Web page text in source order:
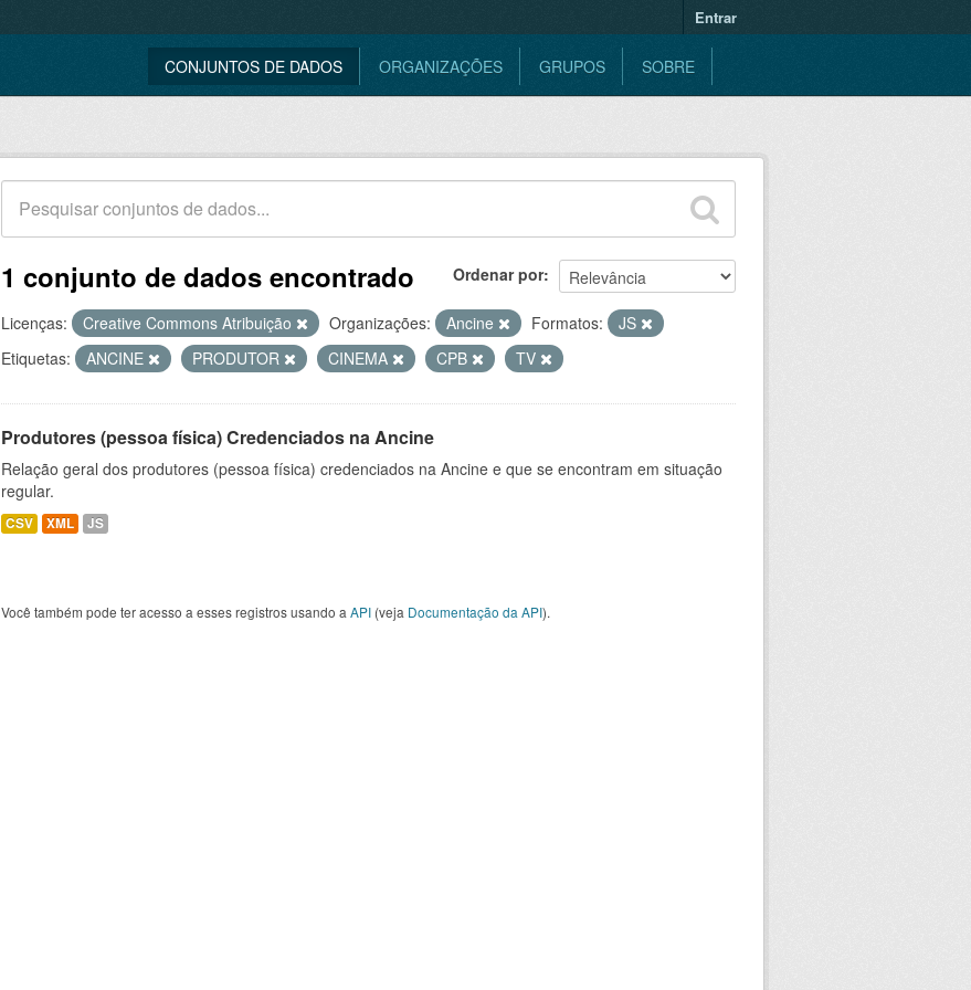
Entrar
CONJUNTOS DE DADOS ORGANIZAÇÕES GRUPOS SOBRE
Ordenar por
1 conjunto de dados encontrado
Licenças: Creative Commons Atribuição Organizações: Ancine Formatos:
JS
Etiquetas:
ANCINE PRODUTOR CINEMA CPB TV
Produtores (pessoa física) Credenciados na Ancine
Relação geral dos produtores (pessoa física) credenciados na Ancine e que se encontram em situação
regular.
CSV XML JS
Você também pode ter acesso a esses registros usando a API (veja Documentação da API).